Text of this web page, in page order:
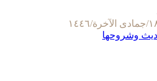
الآخرة/١٤٤٦
وشروحها